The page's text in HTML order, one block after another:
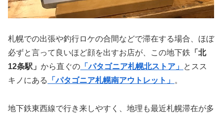
札幌での出張や釣行ロケの合間などで滞在する場合、ほぼ
必ずと言って良いほど顔を出すお店が、この地下鉄 「北
12条駅」 から直ぐの 「パタゴニア札幌北ストア」 とスス
キノにある
「パタゴニア札幌南アウトレット」 。
地下鉄東西線で行き来しやすく、地理も最近札幌滞在が多